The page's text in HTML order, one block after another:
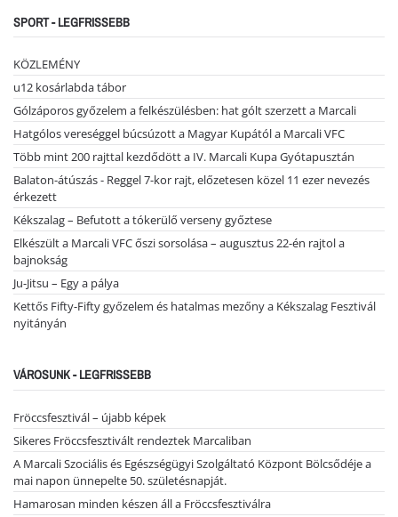
SPORT - LEGFRISSEBB
KÖZLEMÉNY
u12 kosárlabda tábor
Gólzáporos győzelem a felkészülésben: hat gólt szerzett a Marcali
Hatgólos vereséggel búcsúzott a Magyar Kupától a Marcali VFC
Több mint 200 rajttal kezdődött a IV. Marcali Kupa Gyótapusztán
Balaton-átúszás - Reggel 7-kor rajt, előzetesen közel 11 ezer nevezés
érkezett
Kékszalag – Befutott a tókerülő verseny győztese
Elkészült a Marcali VFC őszi sorsolása – augusztus 22-én rajtol a
bajnokság
Ju-Jitsu – Egy a pálya
Kettős Fifty-Fifty győzelem és hatalmas mezőny a Kékszalag Fesztivál
nyitányán
VÁROSUNK - LEGFRISSEBB
Fröccsfesztivál – újabb képek
Sikeres Fröccsfesztivált rendeztek Marcaliban
A Marcali Szociális és Egészségügyi Szolgáltató Központ Bölcsődéje a
mai napon ünnepelte 50. születésnapját.
Hamarosan minden készen áll a Fröccsfesztiválra